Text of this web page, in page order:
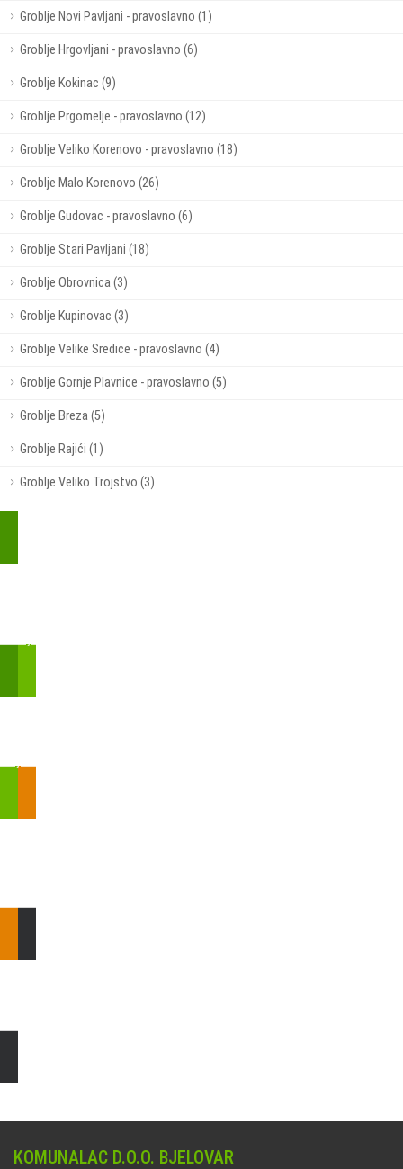
Groblje Novi Pavljani - pravoslavno (1)
Groblje Hrgovljani - pravoslavno (6)
Groblje Kokinac (9)
Groblje Prgomelje - pravoslavno (12)
Groblje Veliko Korenovo - pravoslavno (18)
Groblje Malo Korenovo (26)
Groblje Gudovac - pravoslavno (6)
Groblje Stari Pavljani (18)
Groblje Obrovnica (3)
Groblje Kupinovac (3)
Groblje Velike Sredice - pravoslavno (4)
Groblje Gornje Plavnice - pravoslavno (5)
Groblje Breza (5)
Groblje Rajići (1)
Groblje Veliko Trojstvo (3)
KOMUNALAC D.O.O. BJELOVAR